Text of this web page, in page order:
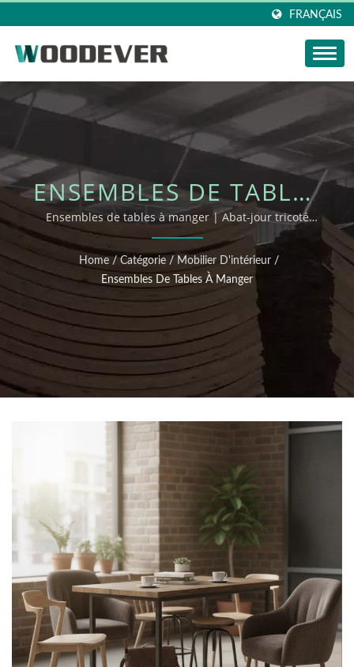
FRANÇAIS
ENSEMBLES DE TABLES
À MANGER
Ensembles de tables à manger | Abat-jour tricoté
naturel certifié FSC, produits de tricotage pour la
maison au Vietnam, usine avec un service de
personnalisation flexible et complet.
Home / Catégorie / Mobilier D'intérieur /
Ensembles De Tables À Manger